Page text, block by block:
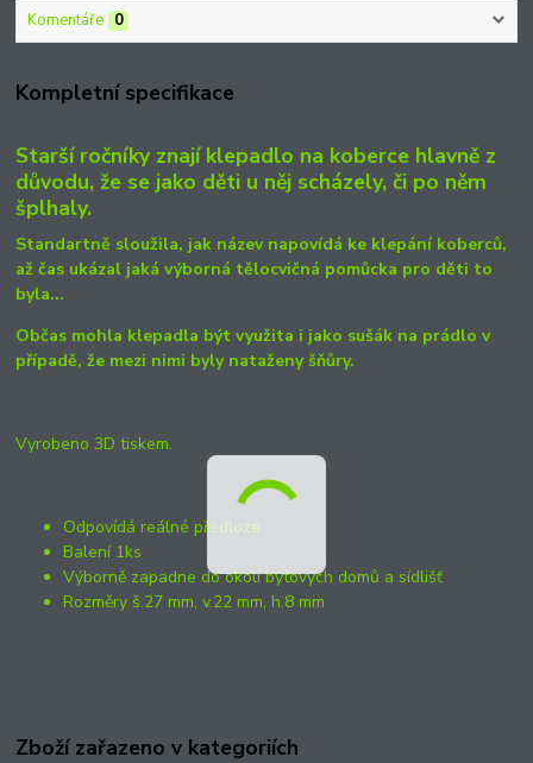
Komentáře 0
Kompletní specifikace
Starší ročníky znají klepadlo na koberce hlavně z
důvodu, že se jako děti u něj scházely, či po něm
šplhaly.
Standartně sloužila, jak název napovídá ke klepání koberců,
až čas ukázal jaká výborná tělocvičná pomůcka pro děti to
byla...
Občas mohla klepadla být využita i jako sušák na prádlo v
případě, že mezi nimi byly nataženy šňůry.
Vyrobeno 3D tiskem.
Odpovídá reálné předloze
Balení 1ks
Výborně zapadne do okolí bytových domů a sídlišť
Rozměry š.27 mm, v.22 mm, h.8 mm
Zboží zařazeno v kategoriích